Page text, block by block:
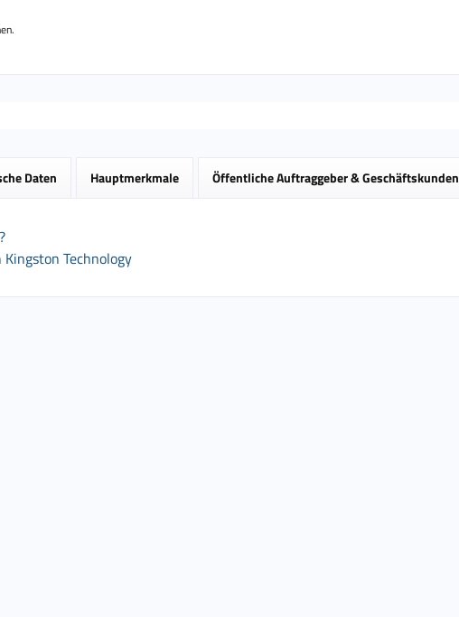
Daten Hauptmerkmale Öffentliche Auftraggeber & Geschäftskunden
Technology